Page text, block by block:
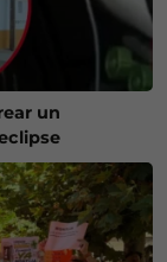
un